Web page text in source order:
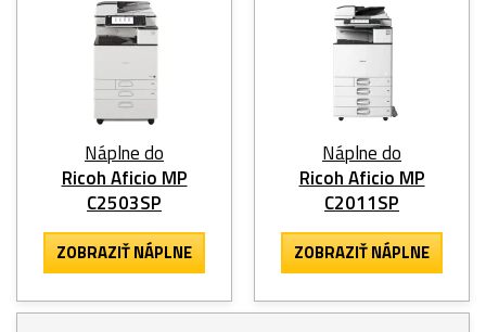
Náplne do
Ricoh Aficio MP
C2503SP
ZOBRAZIŤ NÁPLNE
Náplne do
Ricoh Aficio MP
C2011SP
ZOBRAZIŤ NÁPLNE